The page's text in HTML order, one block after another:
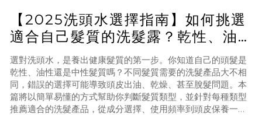
【2025洗頭水選擇指南】如何挑選
適合自己髮質的洗髮露？乾性、油
性、中性全面解說！
選對洗頭水，是養出健康髮質的第一步。你知道自己的頭髮是
乾性、油性還是中性髮質嗎？不同髮質需要的洗髮產品大不相
同，錯誤的選擇可能導致頭皮出油、乾燥、甚至脫髮問題。本
篇將以簡單易懂的方式幫助你判斷髮質類型，並針對每種類型
推薦適合的洗髮產品，從成分選擇、使用頻率到頭皮保養一次